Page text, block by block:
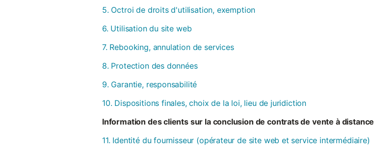
5. Octroi de droits d'utilisation, exemption
6. Utilisation du site web
7. Rebooking, annulation de services
8. Protection des données
9. Garantie, responsabilité
10. Dispositions finales, choix de la loi, lieu de juridiction
Information des clients sur la conclusion de contrats de vente à distance
11. Identité du fournisseur (opérateur de site web et service intermédiaire)